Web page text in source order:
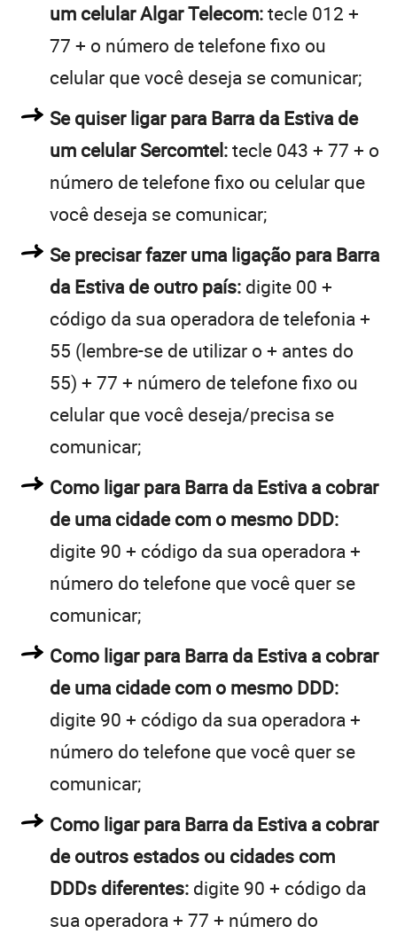
um celular Algar Telecom:tecle 012 +
77 + o número de telefone fixo ou
celular que você deseja se comunicar;
Se quiser ligar para Barra da Estiva de
um celular Sercomtel:tecle 043 + 77 + o
número de telefone fixo ou celular que
você deseja se comunicar;
Se precisar fazer uma ligação para Barra
da Estiva de outro país: digite 00 +
código da sua operadora de telefonia +
55 (lembre-se de utilizar o + antes do
55) + 77 + número de telefone fixo ou
celular que você deseja/precisa se
comunicar;
Como ligar para Barra da Estiva a cobrar
de uma cidade com o mesmo DDD:
digite 90 + código da sua operadora +
número do telefone que você quer se
comunicar;
Como ligar para Barra da Estiva a cobrar
de uma cidade com o mesmo DDD:
digite 90 + código da sua operadora +
número do telefone que você quer se
comunicar;
Como ligar para Barra da Estiva a cobrar
de outros estados ou cidades com
DDDs diferentes: digite 90 + código da
sua operadora + 77 + número do